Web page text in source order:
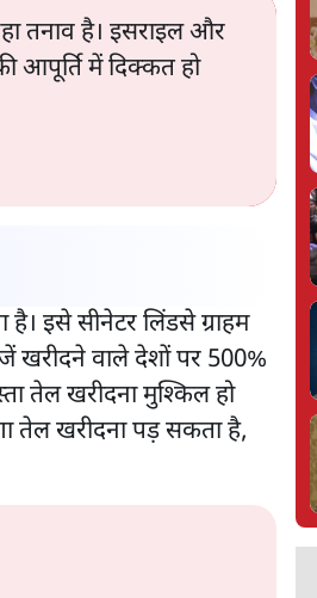
तनाव है। इसराइल और
आपूर्ति में दिक्कत हो
इसे सीनेटर लिंडसे ग्राहम
खरीदने वाले देशों पर 500%
तेल खरीदना मुश्किल हो
तेल खरीदना पड़ सकता है,